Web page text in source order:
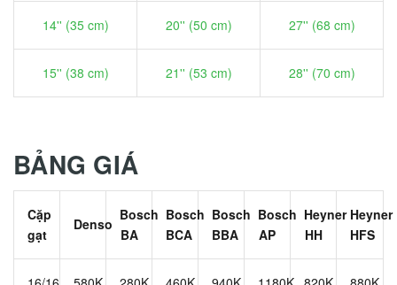
14'' (35 cm) 20'' (50 cm) 27'' (68 cm)
15'' (38 cm) 21'' (53 cm) 28'' (70 cm)
BẢNG GIÁ
Cặp
gạt
Denso
Bosch
BA
Bosch
BCA
Bosch
BBA
Bosch
AP
Heyner
HH
Heyner
HFS